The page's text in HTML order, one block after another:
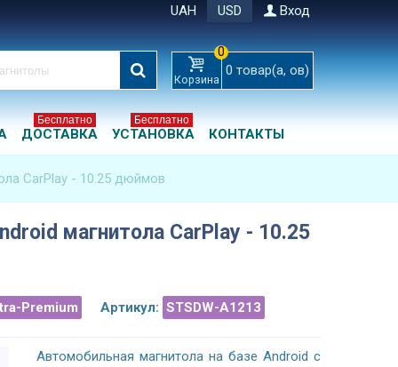
UAH USD Вход
Корзина
0
0 товар(а, ов)
ДОСТАВКА
Бесплатно
УСТАНОВКА
Бесплатно
КОНТАКТЫ
CarPlay - 10.25 дюймов
магнитола CarPlay - 10.25
Premium Артикул: STSDW-A1213
Автомобильная магнитола на базе Android с